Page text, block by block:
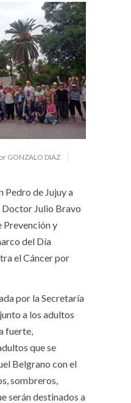
GONZALO DIAZ
Pedro de Jujuy a
Doctor Julio Bravo
Prevención y
del Día
el Cáncer por
por la Secretaría
a los adultos
fuerte,
que se
Belgrano con el
sombreros,
serán destinados a